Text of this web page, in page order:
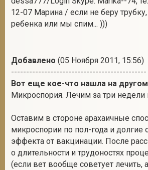
12-07 Марина / если не беру
ребенка или мы спим... )))
Добавлено (05 Ноября 2011, 15:56)
---------------------------------------------
Вот еще кое-что нашла на
Микроспория. Лечим за три недели
Оставим в стороне арахаичные
микроспории по пол-года и долгие
эффекта от вакцинации. После
о длительности и трудоностях
(если вет вообще советует лечить,